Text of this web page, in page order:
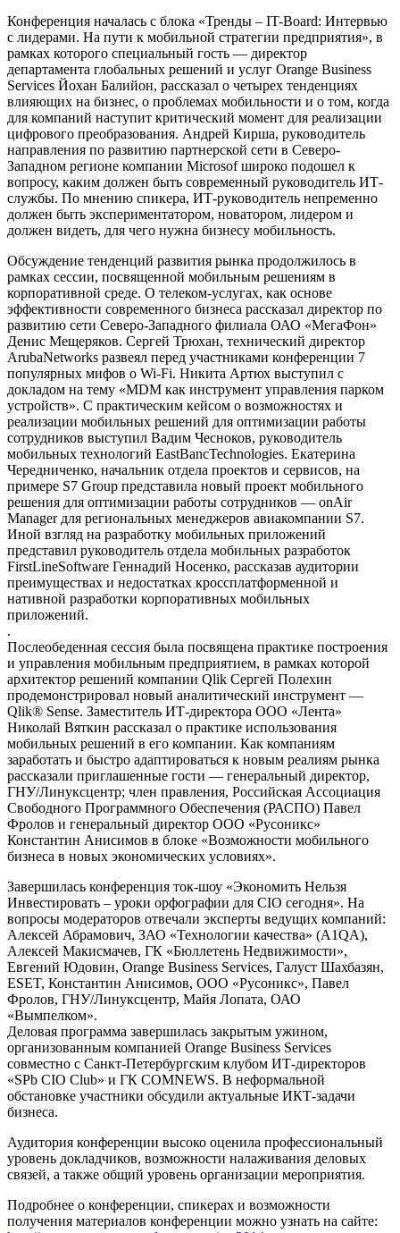
Конференция началась с блока «Тренды – IT-Board: Интервью
с лидерами. На пути к мобильной стратегии предприятия», в
рамках которого специальный гость — директор
департамента глобальных решений и услуг Orange Business
Services Йохан Балийон, рассказал о четырех тенденциях
влияющих на бизнес, о проблемах мобильности и о том, когда
для компаний наступит критический момент для реализации
цифрового преобразования. Андрей Кирша, руководитель
направления по развитию партнерской сети в Северо-
Западном регионе компании Microsof широко подошел к
вопросу, каким должен быть современный руководитель ИТ-
службы. По мнению спикера, ИТ-руководитель непременно
должен быть экспериментатором, новатором, лидером и
должен видеть, для чего нужна бизнесу мобильность.
Обсуждение тенденций развития рынка продолжилось в
рамках сессии, посвященной мобильным решениям в
корпоративной среде. О телеком-услугах, как основе
эффективности современного бизнеса рассказал директор по
развитию сети Северо-Западного филиала ОАО «МегаФон»
Денис Мещеряков. Сергей Трюхан, технический директор
ArubaNetworks развеял перед участниками конференции 7
популярных мифов о Wi-Fi. Никита Артюх выступил с
докладом на тему «MDM как инструмент управления парком
устройств». С практическим кейсом о возможностях и
реализации мобильных решений для оптимизации работы
сотрудников выступил Вадим Чесноков, руководитель
мобильных технологий EastBancTechnologies. Екатерина
Чередниченко, начальник отдела проектов и сервисов, на
примере S7 Group представила новый проект мобильного
решения для оптимизации работы сотрудников — onAir
Manager для региональных менеджеров авиакомпании S7.
Иной взгляд на разработку мобильных приложений
представил руководитель отдела мобильных разработок
FirstLineSoftware Геннадий Носенко, рассказав аудитории
преимуществах и недостатках кроссплатформенной и
нативной разработки корпоративных мобильных
приложений.
.
Послеобеденная сессия была посвящена практике построения
и управления мобильным предприятием, в рамках которой
архитектор решений компании Qlik Сергей Полехин
продемонстрировал новый аналитический инструмент —
Qlik® Sense. Заместитель ИТ-директора ООО «Лента»
Николай Вяткин рассказал о практике использования
мобильных решений в его компании. Как компаниям
заработать и быстро адаптироваться к новым реалиям рынка
рассказали приглашенные гости — генеральный директор,
ГНУ/Линуксцентр; член правления, Российская Ассоциация
Свободного Программного Обеспечения (РАСПО) Павел
Фролов и генеральный директор ООО «Русоникс»
Константин Анисимов в блоке «Возможности мобильного
бизнеса в новых экономических условиях».
Завершилась конференция ток-шоу «Экономить Нельзя
Инвестировать – уроки орфографии для CIO сегодня». На
вопросы модераторов отвечали эксперты ведущих компаний:
Алексей Абрамович, ЗАО «Технологии качества» (A1QA),
Алексей Макисмачев, ГК «Бюллетень Недвижимости»,
Евгений Юдовин, Orange Business Services, Галуст Шахбазян,
ESET, Константин Анисимов, ООО «Русоникс», Павел
Фролов, ГНУ/Линуксцентр, Майя Лопата, ОАО
«Вымпелком».
Деловая программа завершилась закрытым ужином,
организованным компанией Orange Business Services
совместно с Санкт-Петербургским клубом ИТ-директоров
«SPb CIO Club» и ГК COMNEWS. В неформальной
обстановке участники обсудили актуальные ИКТ-задачи
бизнеса.
Аудитория конференции высоко оценила профессиональный
уровень докладчиков, возможности налаживания деловых
связей, а также общий уровень организации мероприятия.
Подробнее о конференции, спикерах и возможности
получения материалов конференции можно узнать на сайте: